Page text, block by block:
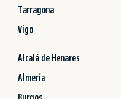
Tarragona
Vigo
Alcalá de Henares
Almería